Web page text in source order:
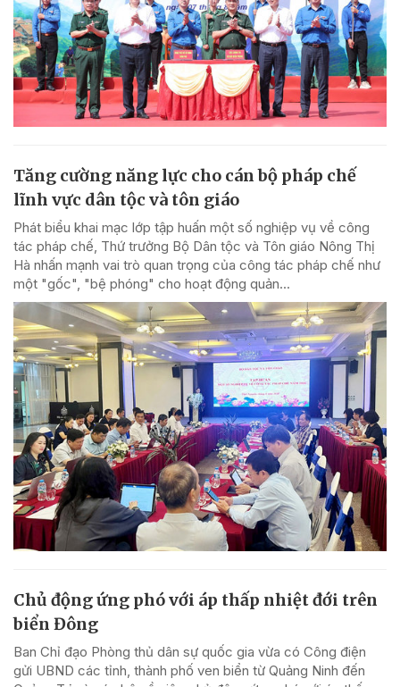
Tăng cường năng lực cho cán bộ pháp chế
lĩnh vực dân tộc và tôn giáo
Phát biểu khai mạc lớp tập huấn một số nghiệp vụ về công
tác pháp chế, Thứ trưởng Bộ Dân tộc và Tôn giáo Nông Thị
Hà nhấn mạnh vai trò quan trọng của công tác pháp chế như
một "gốc", "bệ phóng" cho hoạt động quản...
Chủ động ứng phó với áp thấp nhiệt đới trên
biển Đông
Ban Chỉ đạo Phòng thủ dân sự quốc gia vừa có Công điện
gửi UBND các tỉnh, thành phố ven biển từ Quảng Ninh đến